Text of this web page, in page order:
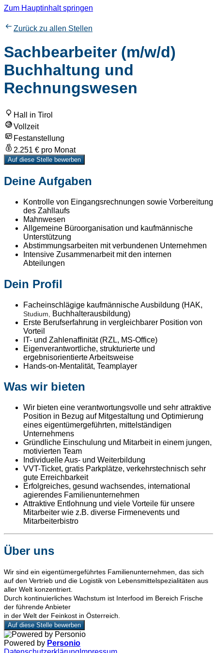
Zum Hauptinhalt springen
Zurück zu allen Stellen
Sachbearbeiter (m/w/d)
Buchhaltung und
Rechnungswesen
Hall in Tirol
Vollzeit
Festanstellung
2.251 € pro Monat
Auf diese Stelle bewerben
Deine Aufgaben
Kontrolle von Eingangsrechnungen sowie Vorbereitung
des Zahllaufs
Mahnwesen
Allgemeine Büroorganisation und kaufmännische
Unterstützung
Abstimmungsarbeiten mit verbundenen Unternehmen
Intensive Zusammenarbeit mit den internen
Abteilungen
Dein Profil
Facheinschlägige kaufmännische Ausbildung (HAK,
Studium,
Buchhalterausbildung)
Erste Berufserfahrung in vergleichbarer Position von
Vorteil
IT- und Zahlenaffinität (RZL, MS-Office)
Eigenverantwortliche, strukturierte und
ergebnisorientierte Arbeitsweise
Hands-on-Mentalität, Teamplayer
Was wir bieten
Wir bieten eine verantwortungsvolle und sehr attraktive
Position in Bezug auf Mitgestaltung und Optimierung
eines eigentümergeführten, mittelständigen
Unternehmens
Gründliche Einschulung und Mitarbeit in einem jungen,
motivierten Team
Individuelle Aus- und Weiterbildung
VVT-Ticket, gratis Parkplätze, verkehrstechnisch sehr
gute Erreichbarkeit
Erfolgreiches, gesund wachsendes, international
agierendes Familienunternehmen
Attraktive Entlohnung und viele Vorteile für unsere
Mitarbeiter wie z.B. diverse Firmenevents und
Mitarbeiterbistro
Über uns
Wir sind ein eigentümergeführtes Familienunternehmen, das sich
auf den Vertrieb und die Logistik von Lebensmittelspezialitäten aus
aller Welt konzentriert.
Durch kontinuierliches Wachstum ist Interfood im Bereich Frische
der führende Anbieter
in der Welt der Feinkost in Österreich.
Auf diese Stelle bewerben
Powered by Personio